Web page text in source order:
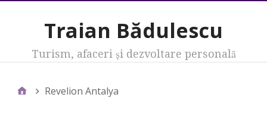
Traian Bădulescu
Turism, afaceri şi dezvoltare personală
Revelion Antalya